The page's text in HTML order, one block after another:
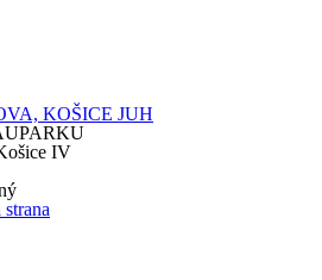
KOŠICE JUH
IV